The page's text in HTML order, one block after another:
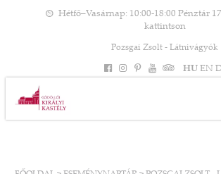
Hétfő–Vasárnap: 10:00-18:00 Pénztár
kattintson
Pozsgai Zsolt - Látnivágyók
HU EN